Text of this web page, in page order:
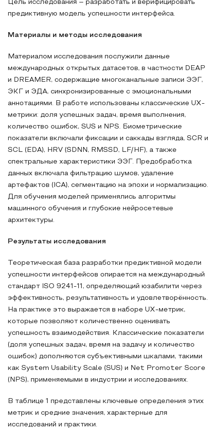
Цель исследования – разработать и верифицировать
предиктивную модель успешности интерфейса.
Материалы и методы исследования
Материалом исследования послужили данные
международных открытых датасетов, в частности DEAP
и DREAMER, содержащие многоканальные записи ЭЭГ,
ЭКГ и ЭДА, синхронизированные с эмоциональными
аннотациями. В работе использованы классические UX-
метрики: доля успешных задач, время выполнения,
количество ошибок, SUS и NPS. Биометрические
показатели включали фиксации и саккады взгляда, SCR и
SCL (EDA), HRV (SDNN, RMSSD, LF/HF), а также
спектральные характеристики ЭЭГ. Предобработка
данных включала фильтрацию шумов, удаление
артефактов (ICA), сегментацию на эпохи и нормализацию.
Для обучения моделей применялись алгоритмы
машинного обучения и глубокие нейросетевые
архитектуры.
Результаты исследования
Теоретическая база разработки предиктивной модели
успешности интерфейсов опирается на международный
стандарт ISO 9241-11, определяющий юзабилити через
эффективность, результативность и удовлетворённость.
На практике это выражается в наборе UX-метрик,
которые позволяют количественно оценивать
успешность взаимодействия. Классические показатели
(доля успешных задач, время на задачу и количество
ошибок) дополняются субъективными шкалами, такими
как System Usability Scale (SUS) и Net Promoter Score
(NPS), применяемыми в индустрии и исследованиях.
В таблице 1 представлены ключевые определения этих
метрик и средние значения, характерные для
исследований и практики.